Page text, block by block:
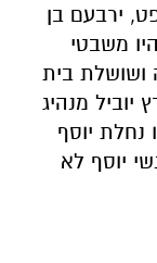
, ירבעם בן
היו משבטי
ושושלת בית
יוביל מנהיג
נחלת יוסף
יוסף לא